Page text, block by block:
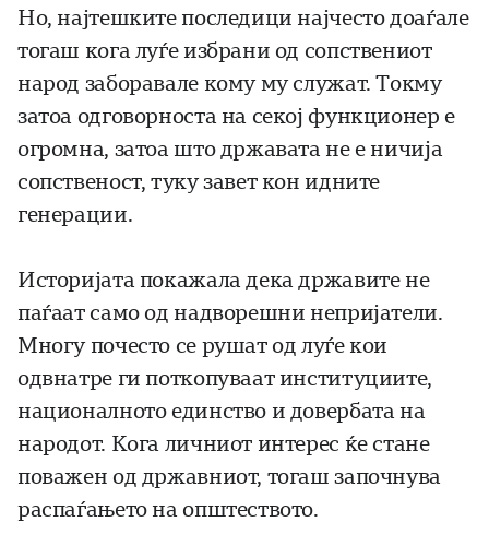
Но, најтешките последици најчесто доаѓале
тогаш кога луѓе избрани од сопствениот
народ заборавале кому му служат. Токму
затоа одговорноста на секој функционер е
огромна, затоа што државата не е ничија
сопственост, туку завет кон идните
генерации.
Историјата покажала дека државите не
паѓаат само од надворешни непријатели.
Многу почесто се рушат од луѓе кои
одвнатре ги поткопуваат институциите,
националното единство и довербата на
народот. Кога личниот интерес ќе стане
поважен од државниот, тогаш започнува
распаѓањето на општеството.